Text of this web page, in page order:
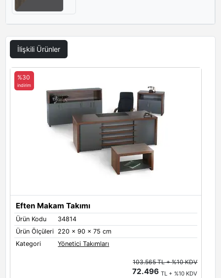
İlişkili Ürünler
Eften Makam Takımı
Ürün Kodu
34814
Ürün Ölçüleri 220 x 90 x 75 cm
Kategori
Yönetici Takımları
%30
indirim
103.565 TL + %10 KDV
72.496TL + %10 KDV